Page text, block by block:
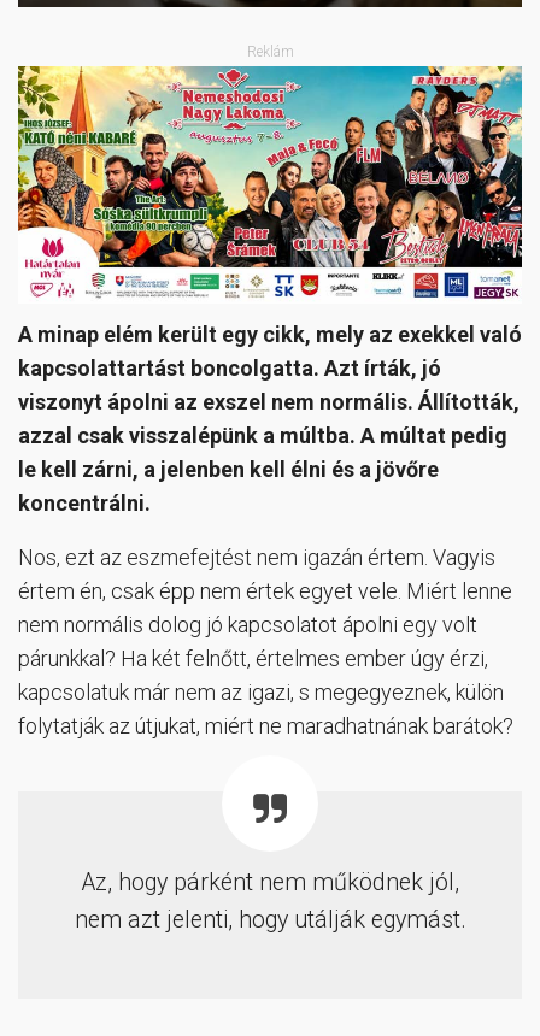
Reklám
A minap elém került egy cikk, mely az exekkel való
kapcsolattartást boncolgatta. Azt írták, jó
viszonyt ápolni az exszel nem normális. Állították,
azzal csak visszalépünk a múltba. A múltat pedig
le kell zárni, a jelenben kell élni és a jövőre
koncentrálni.
Nos, ezt az eszmefejtést nem igazán értem. Vagyis
értem én, csak épp nem értek egyet vele. Miért lenne
nem normális dolog jó kapcsolatot ápolni egy volt
párunkkal? Ha két felnőtt, értelmes ember úgy érzi,
kapcsolatuk már nem az igazi, s megegyeznek, külön
folytatják az útjukat, miért ne maradhatnának barátok?
Az, hogy párként nem működnek jól,
nem azt jelenti, hogy utálják egymást.